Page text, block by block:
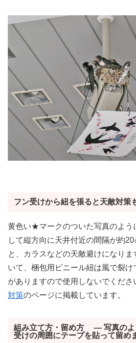
フン受けから紐を張ると天敵対策
黄色い★マークのついた写真のよう
して縦方向に天井付近の間隔が約
と、カラスなどの天敵避けになりま
いて、梱包用ビニール紐は風で裂
がありますので使用しないでくださ
対策のページに掲載しています。
組み立て方・留め方 ― 写真のよ
受けの周囲にテープを貼って留め